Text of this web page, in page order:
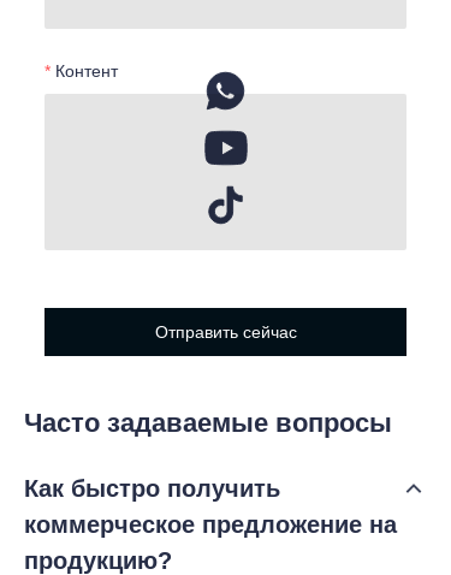
Контент
Отправить сейчас
Часто задаваемые вопросы
Как быстро получить
коммерческое предложение на
продукцию?